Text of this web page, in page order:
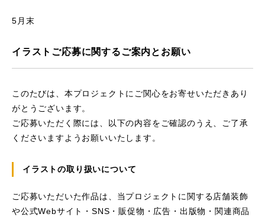
5月末
イラストご応募に関するご案内とお願い
このたびは、本プロジェクトにご関心をお寄せいただきあり
がとうございます。
ご応募いただく際には、以下の内容をご確認のうえ、ご了承
くださいますようお願いいたします。
イラストの取り扱いについて
ご応募いただいた作品は、当プロジェクトに関する店舗装飾
や公式Webサイト・SNS・販促物・広告・出版物・関連商品